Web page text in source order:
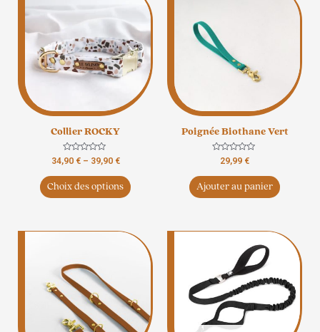
Collier ROCKY
Note
0
sur
5
34,90 €– 39,90 €
Choix des options
produit
a
plusieurs
variations.
Les
options
peuvent
Poignée Biothane Vert
Note
sur
29,99 €
Ajouter au panier